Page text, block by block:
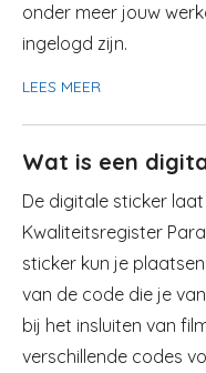
onder meer jouw
ingelogd zijn.
LEES MEER
Wat is een
De digitale sticker
Kwaliteitsregister
sticker kun je
van de code die je
bij het insluiten van
verschillende codes